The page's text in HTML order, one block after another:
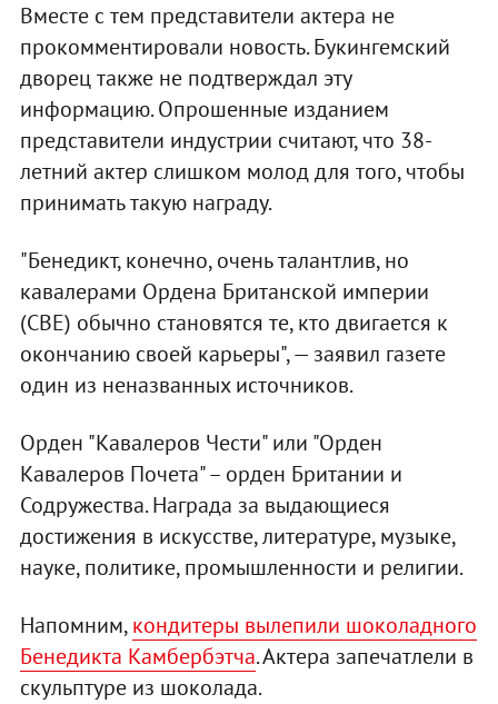
Вместе с тем представители актера не
прокомментировали новость. Букингемский
дворец также не подтверждал эту
информацию. Опрошенные изданием
представители индустрии считают, что 38-
летний актер слишком молод для того, чтобы
принимать такую награду.
"Бенедикт, конечно, очень талантлив, но
кавалерами Ордена Британской империи
(CBE) обычно становятся те, кто двигается к
окончанию своей карьеры", — заявил газете
один из неназванных источников.
Орден "Кавалеров Чести" или "Орден
Кавалеров Почета" – орден Британии и
Содружества. Награда за выдающиеся
достижения в искусстве, литературе, музыке,
науке, политике, промышленности и религии.
Напомним,кондитеры вылепили шоколадного
Бенедикта Камбербэтча. Актера запечатлели в
скульптуре из шоколада.